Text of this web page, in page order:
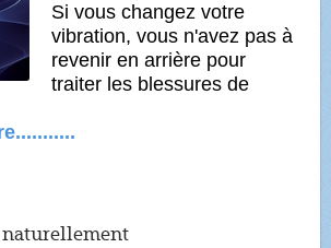
Si vous changez votre
vibration, vous n'avez pas à
revenir en arrière pour
traiter les blessures de
naturellement